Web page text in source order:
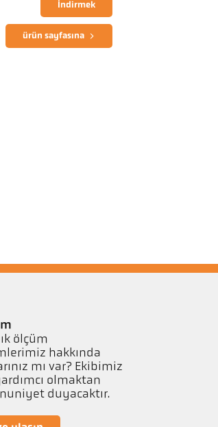
İndirmek
ürün sayfasına
ölçüm
hakkında
mı var? Ekibimiz
olmaktan
duyacaktır.